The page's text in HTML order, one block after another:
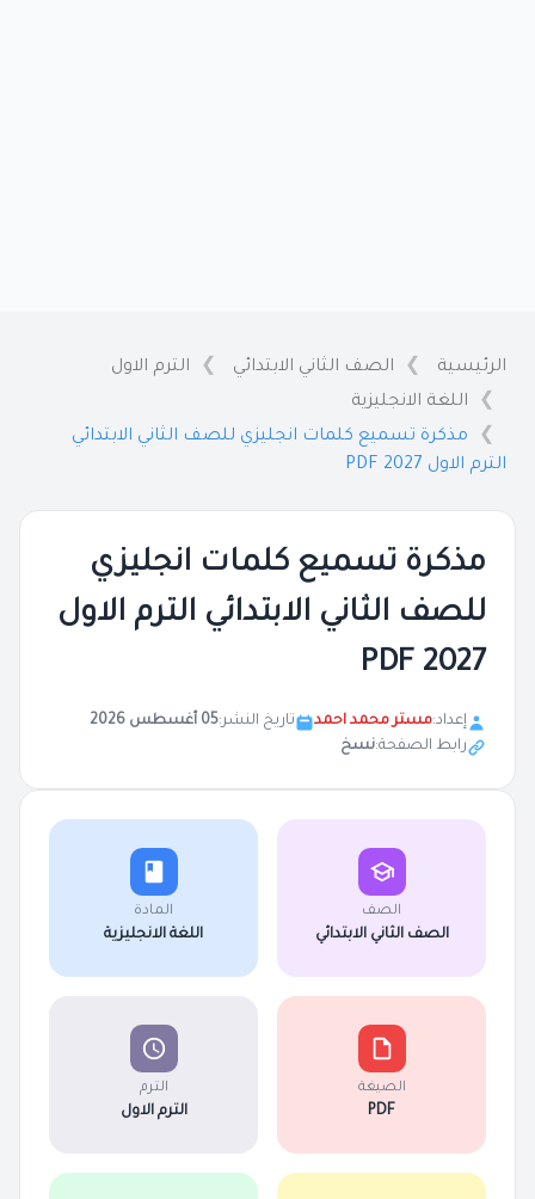
الرئيسية الصف الثاني الابتدائي
الترم الاول
اللغة الانجليزية
مذكرة تسميع كلمات انجليزي للصف الثاني الابتدائي
الترم الاول 2027 PDF
مذكرة تسميع كلمات انجليزي
للصف الثاني الابتدائي الترم الاول
2027 PDF
إعداد:مستر محمد احمد تاريخ النشر:05 أغسطس 2026
رابط الصفحة:نسخ
الصف
الصف الثاني الابتدائي
المادة
اللغة الانجليزية
الصيغة
PDF
الترم
الترم الاول